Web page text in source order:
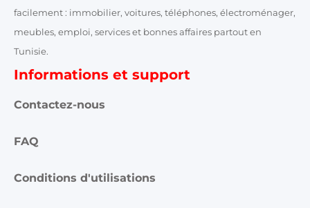
facilement : immobilier, voitures, téléphones, électroménager,
meubles, emploi, services et bonnes affaires partout en
Tunisie.
Informations et support
Contactez-nous
FAQ
Conditions d'utilisations